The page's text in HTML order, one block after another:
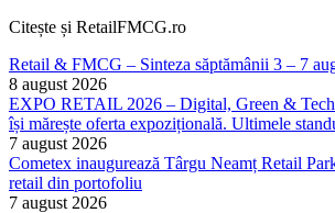
Citește și RetailFMCG.ro
Retail & FMCG – Sinteza săptămânii 3 – 7
8 august 2026
EXPO RETAIL 2026 – Digital, Green &
își mărește oferta expozițională. Ultimele
7 august 2026
Cometex inaugurează Târgu Neamț Retail
retail din portofoliu
7 august 2026